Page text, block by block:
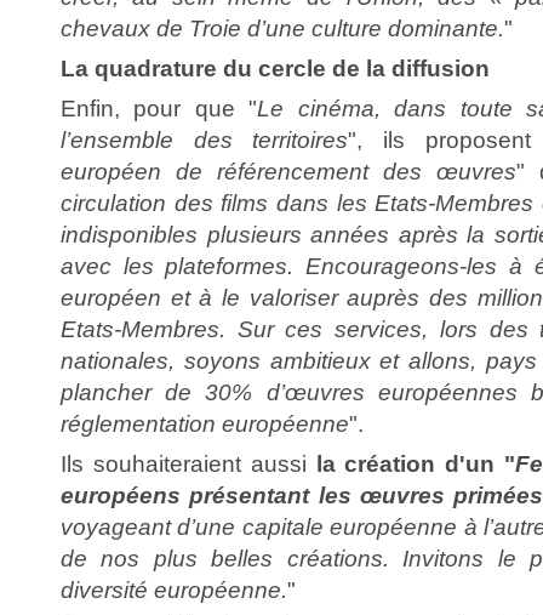
chevaux de Troie d’une culture dominante."
La quadrature du cercle de la diffusion
Enfin, pour que "Le cinéma, dans toute
l’ensemble des territoires", ils proposent
européen de référencement des œuvres"
circulation des films dans les Etats-
indisponibles plusieurs années après la
avec les plateformes. Encourageons-les à
européen et à le valoriser auprès des
Etats-Membres. Sur ces services, lors des
nationales, soyons ambitieux et allons,
plancher de 30% d’œuvres européennes
réglementation européenne".
Ils souhaiteraient aussi la création d'un "
européens présentant les œuvres
voyageant d’une capitale européenne à
de nos plus belles créations. Invitons le
diversité européenne."